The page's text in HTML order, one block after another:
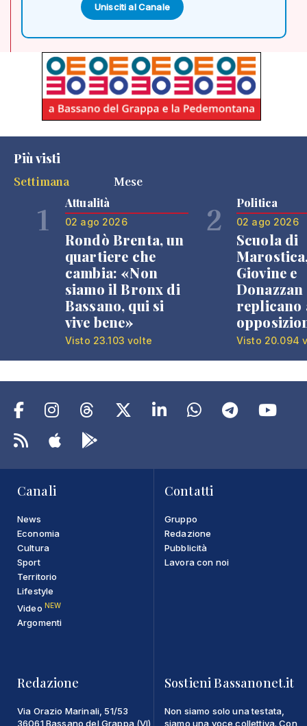
Unisciti al Canale
Più visti
Settimana
Mese
1 Attualità
02 ago 2026
Rondò Brenta, un
quartiere che
cambia: «Non
siamo il Bronx di
Bassano, qui si
vive bene»
Visto 23.103 volte
2 Politica
02 ago 2026
Scuola di
Giovine e
Donazzan
replicano
Visto 20.094
Canali
News
Economia
Cultura
Sport
Territorio
Lifestyle
Video NEW
Argomenti
Contatti
Gruppo
Redazione
Pubblicità
Lavora con noi
Redazione
Via Orazio Marinali, 51/53
36061 Bassano del Grappa (VI)
Sostieni Bassanonet.it
Non siamo solo una testata,
siamo una voce collettiva. Con